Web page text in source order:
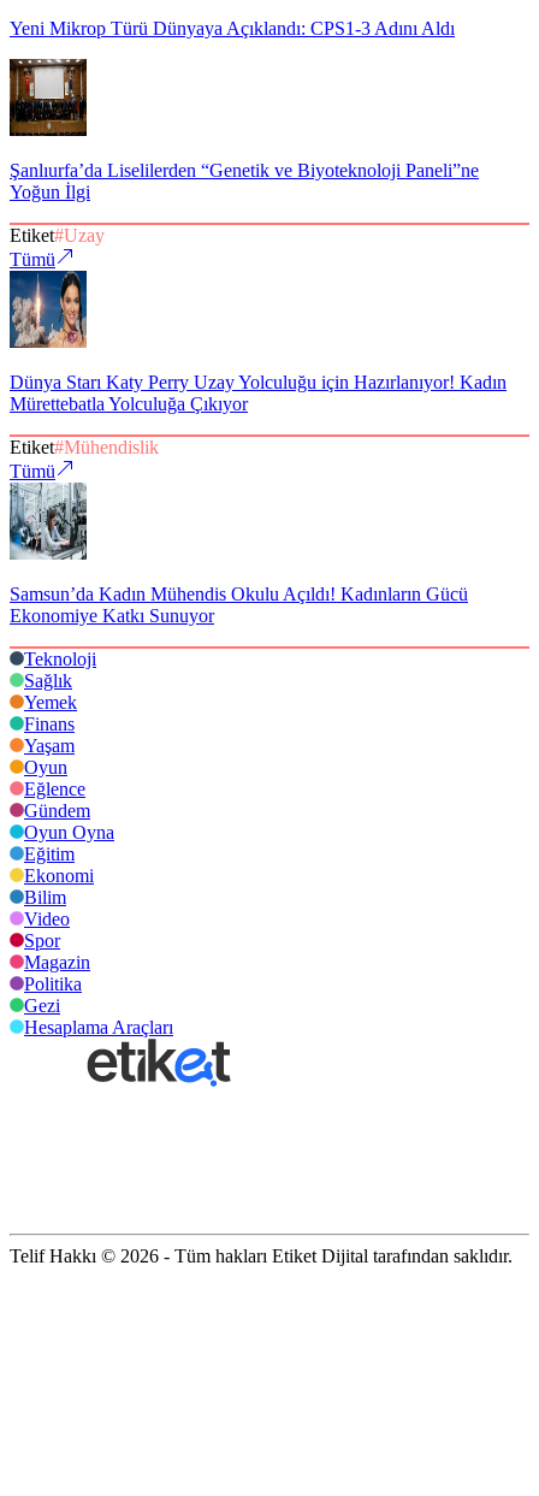
Yeni Mikrop Türü Dünyaya Açıklandı: CPS1-3 Adını Aldı
Şanlıurfa’da Liselilerden “Genetik ve Biyoteknoloji Paneli”ne
Yoğun İlgi
Etiket#Uzay
Tümü
Dünya Starı Katy Perry Uzay Yolculuğu için Hazırlanıyor! Kadın
Mürettebatla Yolculuğa Çıkıyor
Etiket#Mühendislik
Tümü
Samsun’da Kadın Mühendis Okulu Açıldı! Kadınların Gücü
Ekonomiye Katkı Sunuyor
Teknoloji
Sağlık
Yemek
Finans
Yaşam
Oyun
Eğlence
Gündem
Oyun Oyna
Eğitim
Ekonomi
Bilim
Video
Spor
Magazin
Politika
Gezi
Hesaplama Araçları
Telif Hakkı © 2026 - Tüm hakları Etiket Dijital tarafından saklıdır.